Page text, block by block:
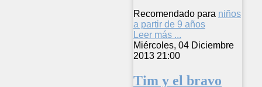
Recomendado para niños
a partir de 9 años
Leer más ...
Miércoles, 04 Diciembre
2013 21:00
Tim y el bravo